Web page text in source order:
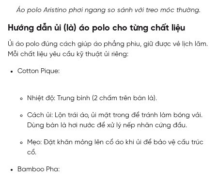
Áo polo Aristino phơi ngang so sánh với treo móc thường.
Hướng dẫn ủi (là) áo polo cho từng chất liệu
Ủi áo polo đúng cách giúp áo phẳng phiu, giữ được vẻ lịch lãm.
Mỗi chất liệu yêu cầu kỹ thuật ủi riêng:
Cotton Pique:
Nhiệt độ: Trung bình (2 chấm trên bàn là).
Cách ủi: Lộn trái áo, ủi mặt trong để tránh làm bóng vải.
Dùng bàn là hơi nước để xử lý nếp nhăn cứng đầu.
Mẹo: Đặt khăn mỏng lên cổ áo khi ủi để bảo vệ cấu trúc
cổ.
Bamboo Pha: